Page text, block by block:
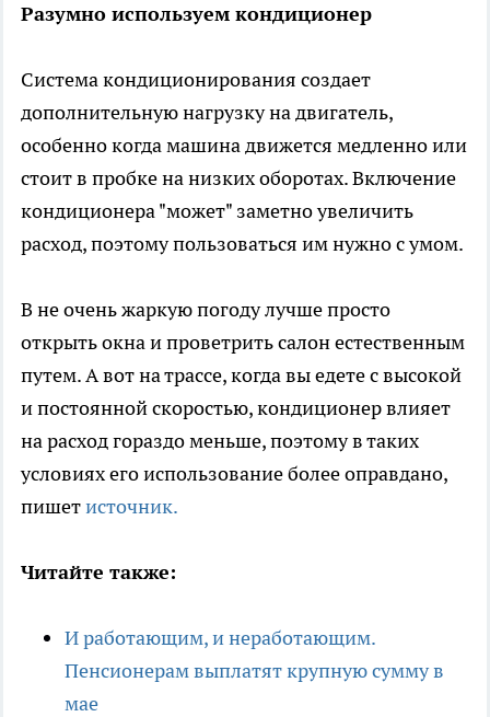
Разумно используем кондиционер
Система кондиционирования создает
дополнительную нагрузку на двигатель,
особенно когда машина движется медленно или
стоит в пробке на низких оборотах. Включение
кондиционера "может" заметно увеличить
расход, поэтому пользоваться им нужно с умом.
В не очень жаркую погоду лучше просто
открыть окна и проветрить салон естественным
путем. А вот на трассе, когда вы едете с высокой
и постоянной скоростью, кондиционер влияет
на расход гораздо меньше, поэтому в таких
условиях его использование более оправдано,
пишетисточник.
Читайте также:
И работающим, и неработающим.
Пенсионерам выплатят крупную сумму в
мае